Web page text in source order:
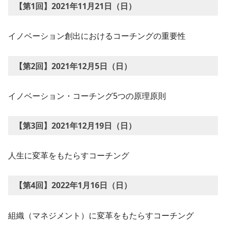
【第1回】2021年11月21日（日）
イノベーション創出におけるコーチングの重要性
【第2回】2021年12月5日（日）
イノベーション・コーチング5つの原理原則
【第3回】2021年12月19日（日）
人生に変革をもたらすコーチング
【第4回】2022年1月16日（日）
組織（マネジメント）に変革をもたらすコーチング